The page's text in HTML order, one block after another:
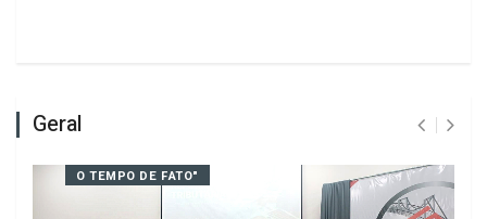
Geral
O TEMPO DE FATO"